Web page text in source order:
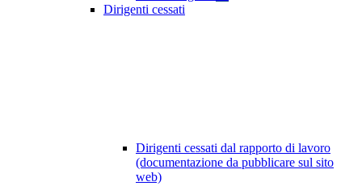
Dirigenti cessati
Dirigenti cessati dal rapporto di lavoro
(documentazione da pubblicare sul sito
web)